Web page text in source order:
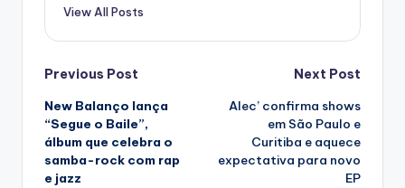
View All Posts
Post
navigation
Previous Post
New Balanço lança
“Segue o Baile”,
álbum que celebra o
samba-rock com rap
e jazz
Next Post
Alec’ confirma shows
em São Paulo e
Curitiba e aquece
expectativa para novo
EP